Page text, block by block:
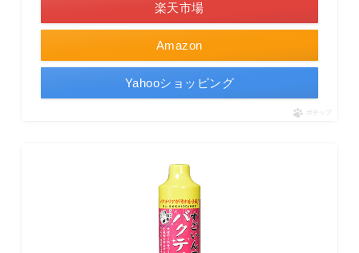
Amazon
楽天市場
Yahooショッピング
ポチップ